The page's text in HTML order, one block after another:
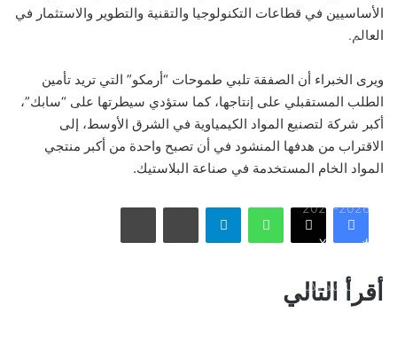
الأساسيين في قطاعات التكنولوجيا والتقنية والتطوير والاستثمار في
العالم.
ويرى الخبراء أن الصفقة تلبي طموحات “أرمكو” التي تريد تأمين
الطلب المستقبلي على إنتاجها، كما ستؤدي سيطرتها على “سابك”،
أكبر شركة لتصنيع المواد الكيمياوية في الشرق الأوسط، إلى
الاقتراب من هدفها المنشود في أن تصبح واحدة من أكبر منتجي
المواد الخام المستخدمة في صناعة البلاستيك.
فيسبوك X
واتساب تيلقرام مشاركة عبر البريد طباعة
أقرأ التالي
ثنائية بيلينغهام القاتلة تقود إنجلترا لعبور النرويج إلى نصف نهائي
أمريكا تشنّ الجولة الثالثة من ضرباتها الجوية على إيران رداً على
هجوم بمضيق هرمز
2026-2027
«المرشد الإيراني» يشعل العالم